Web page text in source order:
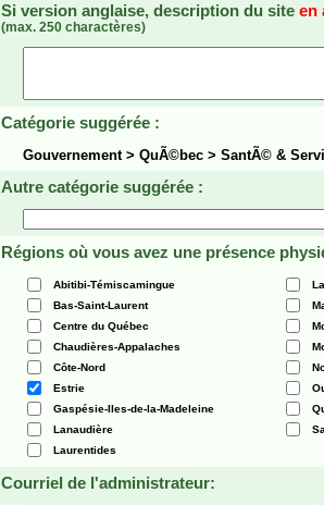
Si version anglaise, description du site en
(max. 250 charactères)
Catégorie suggérée :
Gouvernement > QuÃ©bec > SantÃ© &
Autre catégorie suggérée :
Régions où vous avez une présence
Abitibi-Témiscamingue
Bas-Saint-Laurent
Centre du Québec
Chaudières-Appalaches
Côte-Nord
Estrie
Gaspésie-Iles-de-la-Madeleine
Lanaudière
Laurentides
Courriel de l'administrateur: